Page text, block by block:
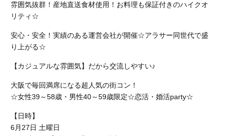
雰囲気抜群！産地直送食材使用！お料理も保証付きのハイクオ
リティ☆
安心・安全！実績のある運営会社が開催☆アラサー同世代で盛
り上がる☆
【カジュアルな雰囲気】だから交流しやすい♪
大阪で毎回満席になる超人気の街コン！
☆女性39～58歳・男性40～59歳限定☆恋活・婚活party☆
【日時】
6月27日 土曜日